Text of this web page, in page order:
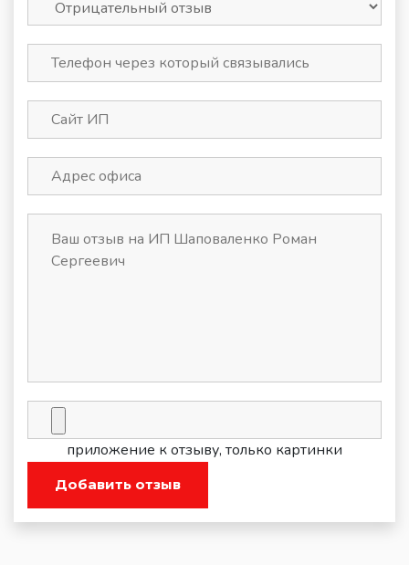
приложение к отзыву, только картинки
Добавить отзыв